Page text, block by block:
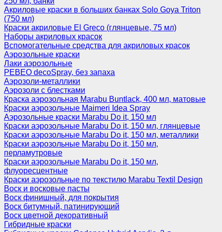
Акриловые краски в больших банках Solo Goya Triton
(750 мл)
Краски акриловые El Greco (глянцевые, 75 мл)
Наборы акриловых красок
Вспомогательные средства для акриловых красок
Аэрозольные краски
Лаки аэрозольные
PEBEO decoSpray, без запаха
Аэрозоли-металлики
Аэрозоли с блестками
Краска аэрозольная Marabu Buntlack, 400 мл, матовые
Краски аэрозольные Maimeri Idea Spray
Аэрозольные краски Marabu Do it, 150 мл
Краски аэрозольные Marabu Do it, 150 мл, глянцевые
Краски аэрозольные Marabu Do it, 150 мл, металлики
Краски аэрозольные Marabu Do it, 150 мл,
перламутровые
Краски аэрозольные Marabu Do it, 150 мл,
флуоресцентные
Краски аэрозольные по текстилю Marabu Textil Design
Воск и восковые пасты
Воск финишный, для покрытия
Воск битумный, патинирующий
Воск цветной декоративный
Гибридные краски